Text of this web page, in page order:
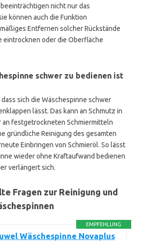
nicht nur das
können auch die Funktion
Entfernen solcher Rückstände
eintrocknen oder die Oberfläche
schwer zu bedienen ist
sich die Wäschespinne schwer
lässt. Das kann an Schmutz in
an festgetrockneten Schmiermitteln
gründliche Reinigung des gesamten
Einbringen von Schmieröl. So lässt
wieder ohne Kraftaufwand bedienen
verlängert sich.
Fragen zur Reinigung und
EMPFEHLUNG
Wäschespinne Novaplus